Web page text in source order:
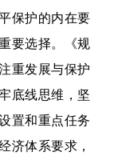
保护的内在要
要选择。《规
重发展与保护
底线思维，坚
置和重点任务
济体系要求，